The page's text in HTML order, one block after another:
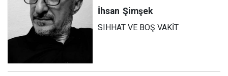
İhsan Şimşek
SIHHAT VE BOŞ VAKİT